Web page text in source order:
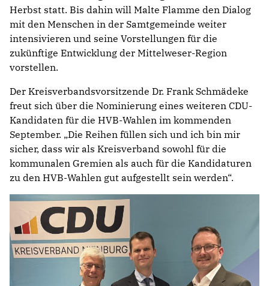
Herbst statt. Bis dahin will Malte Flamme den Dialog
mit den Menschen in der Samtgemeinde weiter
intensivieren und seine Vorstellungen für die
zukünftige Entwicklung der Mittelweser-Region
vorstellen.
Der Kreisverbandsvorsitzende Dr. Frank Schmädeke
freut sich über die Nominierung eines weiteren CDU-
Kandidaten für die HVB-Wahlen im kommenden
September. „Die Reihen füllen sich und ich bin mir
sicher, dass wir als Kreisverband sowohl für die
kommunalen Gremien als auch für die Kandidaturen
zu den HVB-Wahlen gut aufgestellt sein werden“.